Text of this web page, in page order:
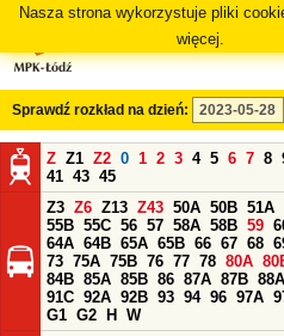
Nasza strona wykorzystuje pliki
więcej.
Sprawdź rozkład na dzień:
Z Z1 Z2 0 1 2 3 4 5 6 7 8
41 43 45
Z3 Z6 Z13 Z43 50A 50B 51A
55B 55C 56 57 58A 58B 59
64A 64B 65A 65B 66 67 68
73 75A 75B 76 77 78 80A
84B 85A 85B 86 87A 87B 88A
91C 92A 92B 93 94 96 97A
G1 G2 H
W